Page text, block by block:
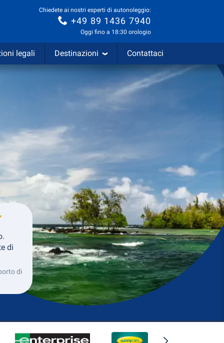
Chiedete ai nostri esperti di autonoleggio:
+49 89 1436 7940
Oggi fino a 18:30 orologio
legali Destinazioni Contattaci
di
di